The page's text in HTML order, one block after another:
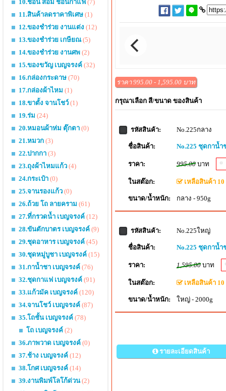
10.ช้อน ส้อม ช้อนกาแฟ (7)
11.สินค้าลดราคาพิเศษ (1)
12.ของชำร่วย งานแต่ง (12)
13.ของชำร่วย เกษียณ(5)
14.ของชำร่วย งานศพ (2)
15.ของขวัญ เบญจรงค์ (32)
16.กล่องกระดาษ (70)
17.กล่องผ้าไหม (1)
18.ขาตั้ง จานโชว์ (1)
19.ร่ม (24)
20.หมอนผ้าห่ม ตุ๊กตา (0)
21.หมวก (3)
22.ปากกา (3)
23.ถุงผ้าไหมแก้ว (4)
24.กระเป๋า (0)
25.จานรองแก้ว (0)
26.ถ้วย โถ ลายคราม (61)
27.ที่กรวดน้ำ เบญจรงค์ (12)
28.ขันตักบาตร เบญจรงค์ (9)
29.ชุดอาหาร เบญจรงค์ (45)
30.ชุดหมู่บูชา เบญจรงค์ (15)
31.กาน้ำชา เบญจรงค์ (76)
32.ชุดกาแฟ เบญจรงค์ (91)
33.แก้วมัค เบญจรงค์ (120)
34.จานโชว์ เบญจรงค์ (87)
35.โถชั้น เบญจรงค์ (78)
โถ เบญจรงค์ (2)
36.ภาพวาด เบญจรงค์ (0)
37.ช้าง เบญจรงค์ (12)
38.โกศ เบญจรงค์ (14)
39.งานพิมพ์โลโก้ด่วน(2)
ราคา 995.00 - 1,595.00 บาท
กรุณาเลือก สี/ขนาด ของสินค้า
รหัสสินค้า: No.225กลาง
ชื่อสินค้า: No.225 ชุดกาน้
ราคา: 995.00 บาท
ในสต๊อก: เหลือสินค้า
ขนาด/น้ำหนัก: กลาง - 950g
รหัสสินค้า: No.225ใหญ่
ชื่อสินค้า: No.225 ชุดกาน้
ราคา: 1,595.00 บาท
ในสต๊อก: เหลือสินค้า
ขนาด/น้ำหนัก: ใหญ่ - 2000g
รายละเอียดสินค้า